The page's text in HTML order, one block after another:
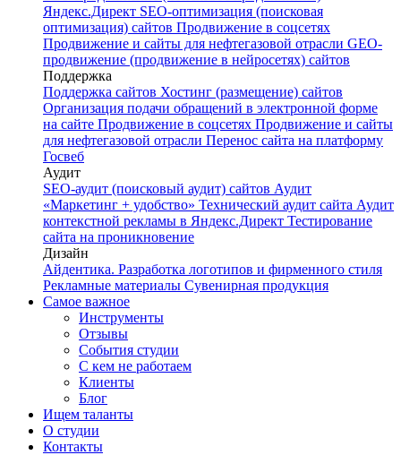
Яндекс.Директ SEO-оптимизация (поисковая
оптимизация) сайтов Продвижение в соцсетях
Продвижение и сайты для нефтегазовой отрасли GEO-
продвижение (продвижение в нейросетях) сайтов
Поддержка
Поддержка сайтов Хостинг (размещение) сайтов
Организация подачи обращений в электронной форме
на сайте Продвижение в соцсетях Продвижение и сайты
для нефтегазовой отрасли Перенос сайта на платформу
Госвеб
Аудит
SEO-аудит (поисковый аудит) сайтов Аудит
«Маркетинг + удобство» Технический аудит сайта Аудит
контекстной рекламы в Яндекс.Директ Тестирование
сайта на проникновение
Дизайн
Айдентика. Разработка логотипов и фирменного стиля
Рекламные материалы Сувенирная продукция
Самое важное
Инструменты
Отзывы
События студии
С кем не работаем
Клиенты
Блог
Ищем таланты
О студии
Контакты